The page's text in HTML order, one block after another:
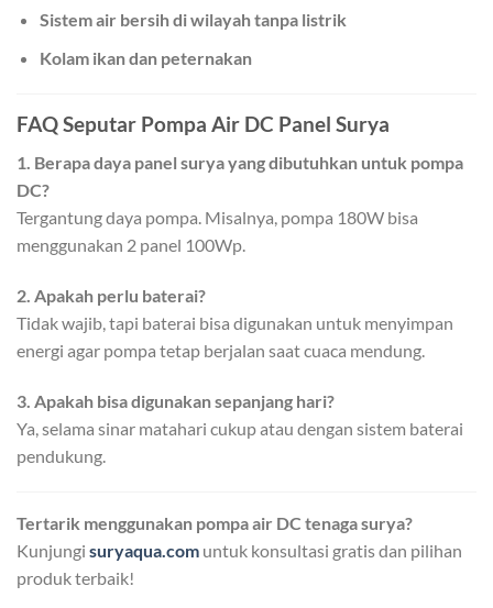
Sistem air bersih di wilayah tanpa listrik
Kolam ikan dan peternakan
FAQ Seputar Pompa Air DC Panel Surya
1. Berapa daya panel surya yang dibutuhkan untuk pompa
DC?
Tergantung daya pompa. Misalnya, pompa 180W bisa
menggunakan 2 panel 100Wp.
2. Apakah perlu baterai?
Tidak wajib, tapi baterai bisa digunakan untuk menyimpan
energi agar pompa tetap berjalan saat cuaca mendung.
3. Apakah bisa digunakan sepanjang hari?
Ya, selama sinar matahari cukup atau dengan sistem baterai
pendukung.
Tertarik menggunakan pompa air DC tenaga surya?
Kunjungi suryaqua.com untuk konsultasi gratis dan pilihan
produk terbaik!